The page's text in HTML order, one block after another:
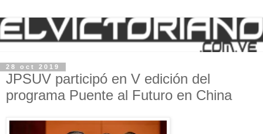
28 oct 2019
JPSUV participó en V edición del
programa Puente al Futuro en China